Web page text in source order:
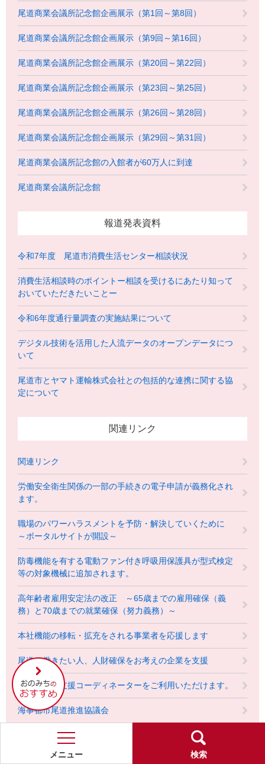
メニュー 検索
尾道商業会議所記念館企画展示（第1回～第8回）
尾道商業会議所記念館企画展示（第9回～第16回）
尾道商業会議所記念館企画展示（第20回～第22回）
尾道商業会議所記念館企画展示（第23回～第25回）
尾道商業会議所記念館企画展示（第26回～第28回）
尾道商業会議所記念館企画展示（第29回～第31回）
尾道商業会議所記念館の入館者が60万人に到達
尾道商業会議所記念館
報道発表資料
令和7年度 尾道市消費生活センター相談状況
消費生活相談時のポイントー相談を受けるにあたり知って
おいていただきたいことー
令和6年度通行量調査の実施結果について
デジタル技術を活用した人流データのオープンデータにつ
いて
尾道市とヤマト運輸株式会社との包括的な連携に関する協
定について
関連リンク
関連リンク
労働安全衛生関係の一部の手続きの電子申請が義務化され
ます。
職場のパワーハラスメントを予防・解決していくために
～ポータルサイトが開設～
防毒機能を有する電動ファン付き呼吸用保護具が型式検定
等の対象機械に追加されます。
高年齢者雇用安定法の改正 ～65歳までの雇用確保（義
務）と70歳までの就業確保（努力義務）～
本社機能の移転・拡充をされる事業者を応援します
尾道で働きたい人、人財確保をお考えの企業を支援
びんご産業支援コーディネーターをご利用いただけます。
海事都市尾道推進協議会
尾
道
市
の
お
す